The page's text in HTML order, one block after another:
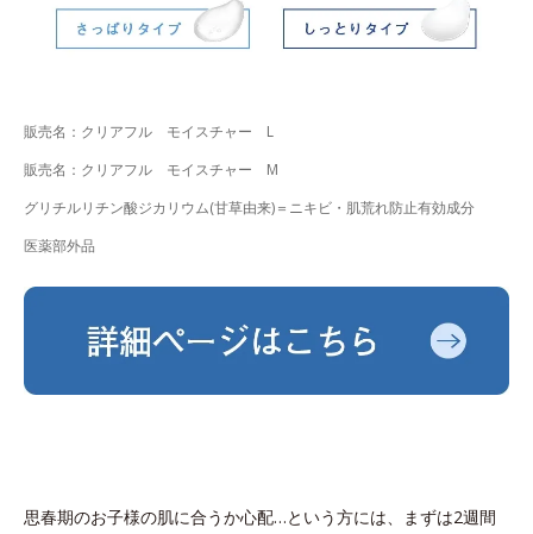
販売名：クリアフル モイスチャー L
販売名：クリアフル モイスチャー M
グリチルリチン酸ジカリウム(甘草由来)＝ニキビ・肌荒れ防止有効成分
医薬部外品
思春期のお子様の肌に合うか心配…という方には、まずは2週間